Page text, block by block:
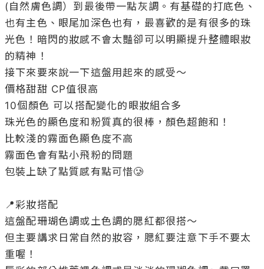
(自然膚色調）到最後帶一點灰調。有基礎的打底色、
也有主色、眼尾加深色也有，最喜歡的是有很多的珠
光色！暗閃的妝感不會太豔卻可以明顯提升整體眼妝
的精神！
接下來要來說一下這盤用起來的感受～
價格甜甜 CP值很高
10個顏色 可以搭配變化的眼妝組合多
珠光色的顯色度和粉質真的很棒，顏色超飽和！
比較淺的霧面色顯色度不高
霧面色會有點小飛粉的問題
包裝上缺了點質感有點可惜🥲
📍彩妝搭配
這盤配珊瑚色調或土色調的腮紅都很搭～
但主要講求日常自然的妝容，腮紅要注意下手不要太
重喔！